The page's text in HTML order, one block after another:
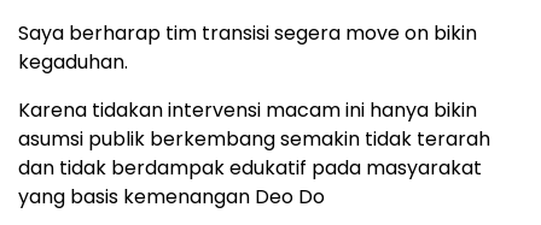
Saya berharap tim transisi segera move on bikin
kegaduhan.
Karena tidakan intervensi macam ini hanya bikin
asumsi publik berkembang semakin tidak terarah
dan tidak berdampak edukatif pada masyarakat
yang basis kemenangan Deo Do